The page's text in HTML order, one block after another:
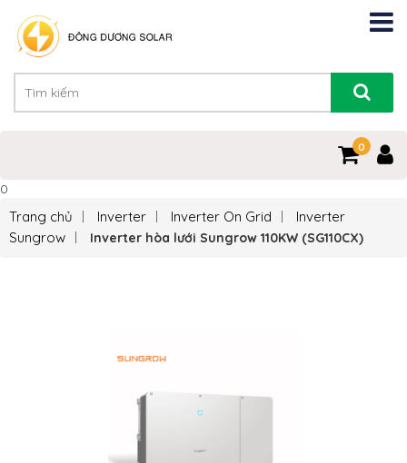
0
0
Trang chủ Inverter Inverter On Grid
Inverter
Sungrow
Inverter hòa lưới Sungrow 110KW (SG110CX)